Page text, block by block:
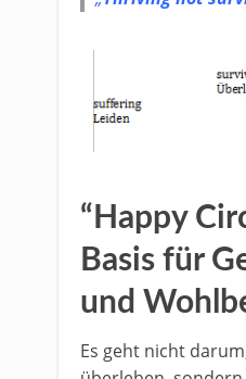
“Happy
Basis für
und
Es geht nicht